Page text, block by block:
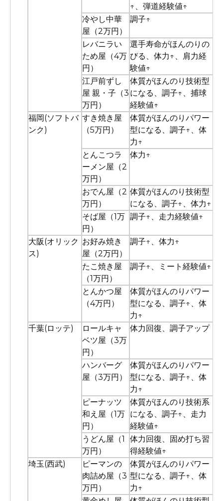
↑、弾道経験値↑
冷やし中華
屋（2万円）
調子↑
レバニラい
ため屋（4万
円）
選手寿命がほんのりの
びる、体力↑、肩力経
験値↑
江戸前ずし
屋 親・子（3
万円）
体質がほんのり技術型
になる、調子↑、捕球
経験値↑
福岡(ソフトバ
ンク)
すき焼き屋
（5万円）
体質がほんのりパワー
型になる、調子↑、体
力↑
とんこつラ
ーメン屋（2
万円）
体力↑
おでん屋（2
万円）
体質がほんのり技術型
になる、調子↑、体力↑
そば屋（1万
円）
調子↑、走力経験値↑
大阪(オリック
ス)
お好み焼き
屋（2万円）
調子↑、体力↑
たこ焼き屋
（1万円）
調子↑、ミート経験値↑
とんかつ屋
（4万円）
体質がほんのりパワー
型になる、調子↑、体
力↑
千葉(ロッテ)
ロールキャ
ベツ屋（3万
円）
体力回復、調子アップ
ハンバーグ
屋（3万円）
体質がほんのりパワー
型になる、調子↑、体
力↑
ピーナッツ
和え屋（1万
円）
体質がほんのり技術系
になる、調子↑、走力
経験値↑
うどん屋（1
万円）
体力回復、固め打ち習
得経験値↑
埼玉(西武)
ピーマンの
肉詰め屋（3
万円）
体質がほんのりパワー
型になる、調子↑、体
力↑